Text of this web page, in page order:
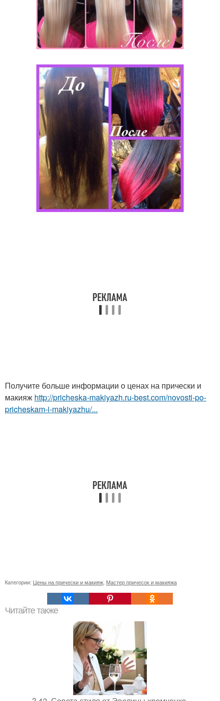
Получите больше информации о ценах на прически и
макияж http://pricheska-makiyazh.ru-best.com/novosti-po-
pricheskam-i-makiyazhu/...
Категории: Цены на прически и макияж Мастер причесок и макияжа
Читайте также